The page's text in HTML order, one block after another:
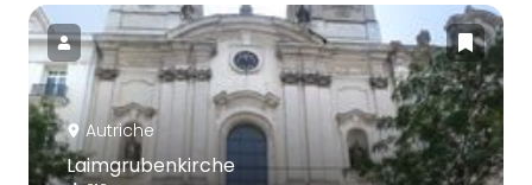
Autriche
Laimgrubenkirche